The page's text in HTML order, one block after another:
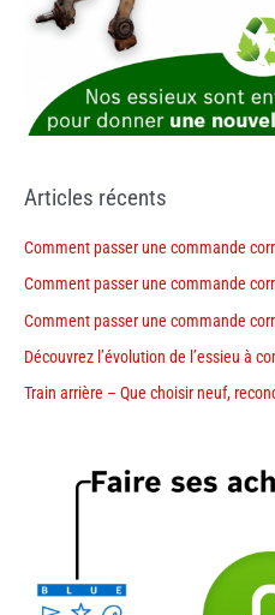
Articles récents
Comment passer une commande
Comment passer une commande
Comment passer une commande
Découvrez l’évolution de l’essieu à
Train arrière – Que choisir neuf,